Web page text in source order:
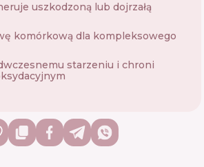
uszkodzoną lub dojrzałą
komórkową dla kompleksowego
starzeniu i chroni